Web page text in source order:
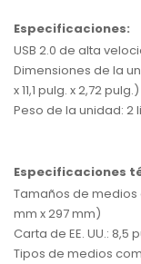
Especificaciones:
USB 2.0 de alta
Dimensiones de la
x 11,1 pulg. x 2,72 pulg.)
Peso de la unidad: 2
Especificaciones
Tamaños de medios
mm x 297 mm)
Carta de EE. UU.: 8,5
Tipos de medios